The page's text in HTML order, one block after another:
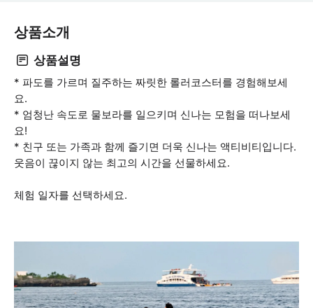
상품소개
상품설명
* 파도를 가르며 질주하는 짜릿한 롤러코스터를 경험해보세
요.
* 엄청난 속도로 물보라를 일으키며 신나는 모험을 떠나보세
요!
* 친구 또는 가족과 함께 즐기면 더욱 신나는 액티비티입니다.
웃음이 끊이지 않는 최고의 시간을 선물하세요.
체험 일자를 선택하세요.